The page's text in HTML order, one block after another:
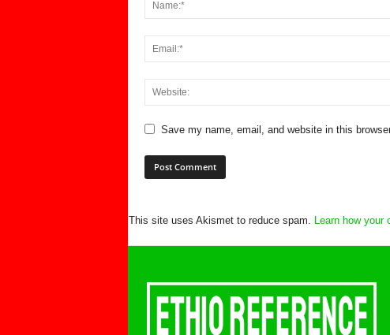
Save my name, email, and website in this
This site uses Akismet to reduce spam. Learn how your